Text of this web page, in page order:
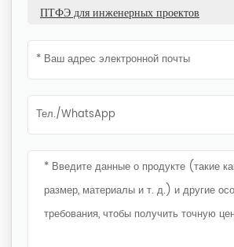
ПТФЭ для инженерных проектов